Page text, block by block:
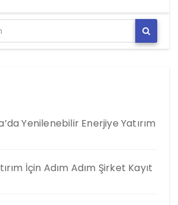
Yenilenebilir Enerjiye Yatırım
İçin Adım Adım Şirket Kayıt